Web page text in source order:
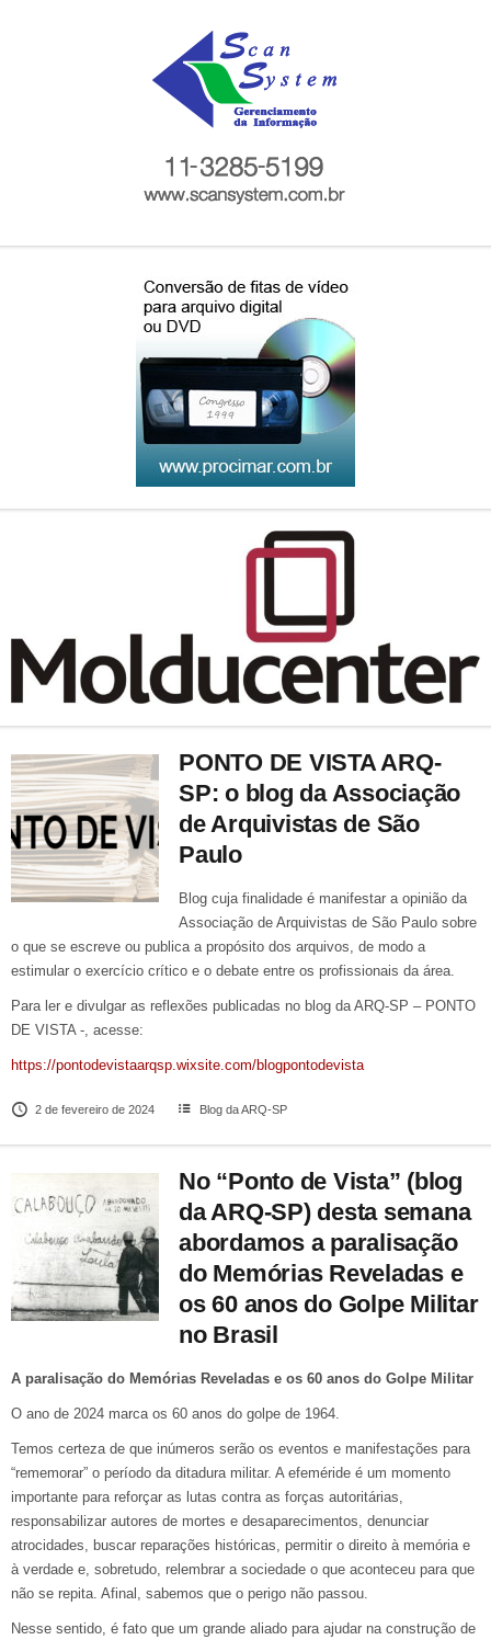
PONTO DE VISTA ARQ-
SP: o blog da Associação
de Arquivistas de São
Paulo
Blog cuja finalidade é manifestar a opinião da
Associação de Arquivistas de São Paulo sobre
o que se escreve ou publica a propósito dos arquivos, de modo a
estimular o exercício crítico e o debate entre os profissionais da área.
Para ler e divulgar as reflexões publicadas no blog da ARQ-SP – PONTO
DE VISTA -, acesse:
https://pontodevistaarqsp.wixsite.com/blogpontodevista
2 de fevereiro de 2024 Blog da ARQ-SP
No “Ponto de Vista” (blog
da ARQ-SP) desta semana
abordamos a paralisação
do Memórias Reveladas e
os 60 anos do Golpe Militar
no Brasil
A paralisação do Memórias Reveladas e os 60 anos do Golpe Militar
O ano de 2024 marca os 60 anos do golpe de 1964.
Temos certeza de que inúmeros serão os eventos e manifestações para
“rememorar” o período da ditadura militar. A efeméride é um momento
importante para reforçar as lutas contra as forças autoritárias,
responsabilizar autores de mortes e desaparecimentos, denunciar
atrocidades, buscar reparações históricas, permitir o direito à memória e
à verdade e, sobretudo, relembrar a sociedade o que aconteceu para que
não se repita. Afinal, sabemos que o perigo não passou.
Nesse sentido, é fato que um grande aliado para ajudar na construção de